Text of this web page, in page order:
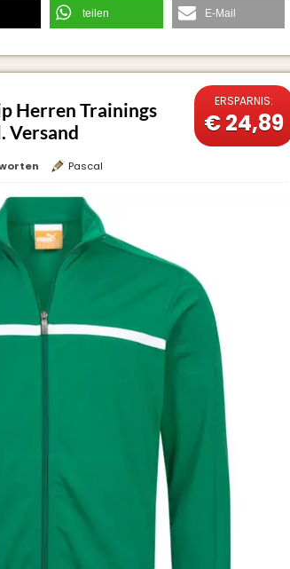
teilen E-Mail
Herren Trainings
Versand
ERSPARNIS:
€ 24,89
Pascal